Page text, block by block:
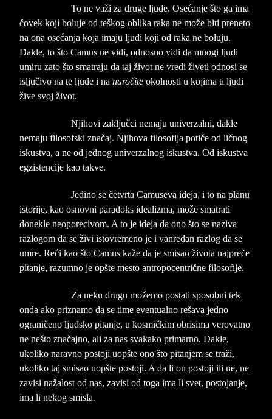
To ne važi za druge ljude. Osećanje što ga ima
čovek koji boluje od teškog oblika raka ne može biti preneto
na ona osećanja koja imaju ljudi koji od raka ne boluju.
Dakle, to što Camus ne vidi, odnosno vidi da mnogi ljudi
umiru zato što smatraju da taj život ne vredi živeti odnosi se
isljučivo na te ljude i na naročite okolnosti u kojima ti ljudi
žive svoj život.
Njihovi zaključci nemaju univerzalni, dakle
nemaju filosofski značaj. Njihova filosofija potiče od ličnog
iskustva, a ne od jednog univerzalnog iskustva. Od iskustva
egzistencije kao takve.
Jedino se četvrta Camuseva ideja, i to na planu
istorije, kao osnovni paradoks idealizma, može smatrati
donekle neoporecivom. A to je ideja da ono što se naziva
razlogom da se živi istovremeno je i vanredan razlog da se
umre. Reći kao što Camus kaže da je smisao života najpreče
pitanje, razumno je opšte mesto antropocentrične filosofije.
Za neku drugu možemo postati sposobni tek
onda ako priznamo da se time eventualno rešava jedno
ograničeno ljudsko pitanje, u kosmičkim obrisima verovatno
ne nešto značajno, ali za nas svakako primarno. Dakle,
ukoliko naravno postoji uopšte ono što pitanjem se traži,
ukoliko taj smisao uopšte postoji. A da li on postoji ili ne, ne
zavisi nažalost od nas, zavisi od toga ima li svet, postojanje,
ima li nekog smisla.